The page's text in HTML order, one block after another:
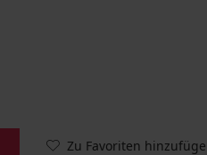
Zu Favoriten